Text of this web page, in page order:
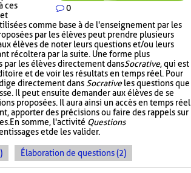
0
ces
comme base à de l'enseignement par les
par les élèves peut prendre plusieurs
élèves de noter leurs questions et/ou leurs
récoltera par la suite. Une forme plus
par les élèves directement dansSocrative, qui est
et de voir les résultats en temps réel. Pour
directement dansSocrativeles questions que
Il peut ensuite demander aux élèves de se
proposées. Il aura ainsi un accès en temps réel
apporter des précisions ou faire des rappels sur
En somme, l'activité Questions
et de les valider.
Élaboration de questions (2)